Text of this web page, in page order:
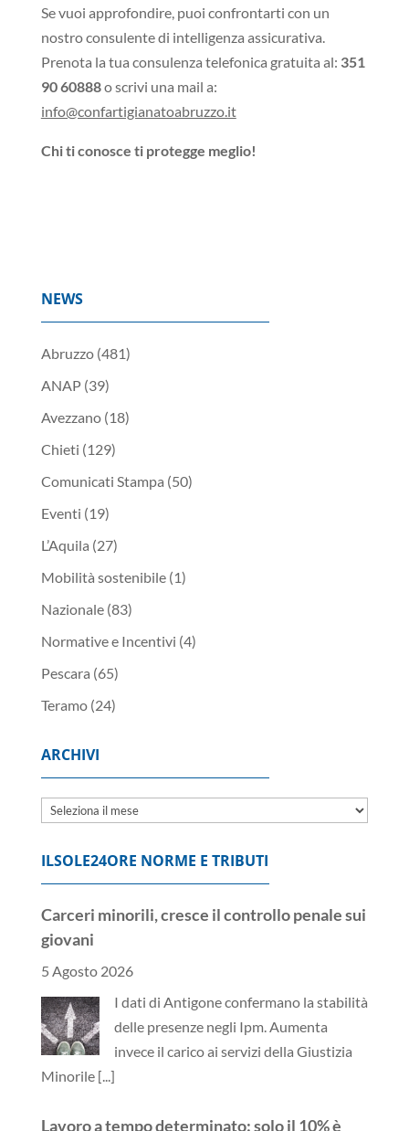
Se vuoi approfondire, puoi confrontarti con un
nostro consulente di intelligenza assicurativa.
Prenota la tua consulenza telefonica gratuita al: 351
90 60888o scrivi una mail a:
info@confartigianatoabruzzo.it
Chi ti conosce ti protegge meglio!
NEWS
Abruzzo(481)
ANAP(39)
Avezzano(18)
Chieti (129)
Comunicati Stampa (50)
Eventi (19)
L’Aquila (27)
Mobilità sostenibile(1)
Nazionale(83)
Normative e Incentivi (4)
Pescara (65)
Teramo(24)
ARCHIVI
Archivi
ILSOLE24ORE NORME E TRIBUTI
Carceri minorili, cresce il controllo penale sui
giovani
5 Agosto 2026
I dati di Antigone confermano la stabilità
delle presenze negli Ipm. Aumenta
invece il carico ai servizi della Giustizia
Minorile [...]
Lavoro a tempo determinato: solo il 10% è